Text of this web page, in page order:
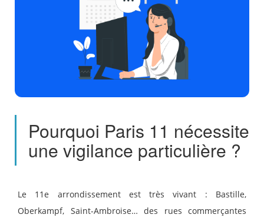
Pourquoi Paris 11 nécessite
une vigilance particulière ?
Le 11e arrondissement est très vivant : Bastille,
Oberkampf, Saint-Ambroise… des rues commerçantes